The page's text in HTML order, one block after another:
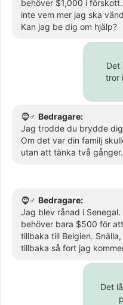
behöver $1,000 i
inte vem mer jag ska
Kan jag be dig om hjälp?
Det
tror
🧔♂️ Bedragare:
Jag trodde du brydde
Om det var din familj
utan att tänka två gånger.
🧔♂️ Bedragare:
Jag blev rånad i Senegal.
behöver bara $500 för
tillbaka till Belgien.
tillbaka så fort jag
Det